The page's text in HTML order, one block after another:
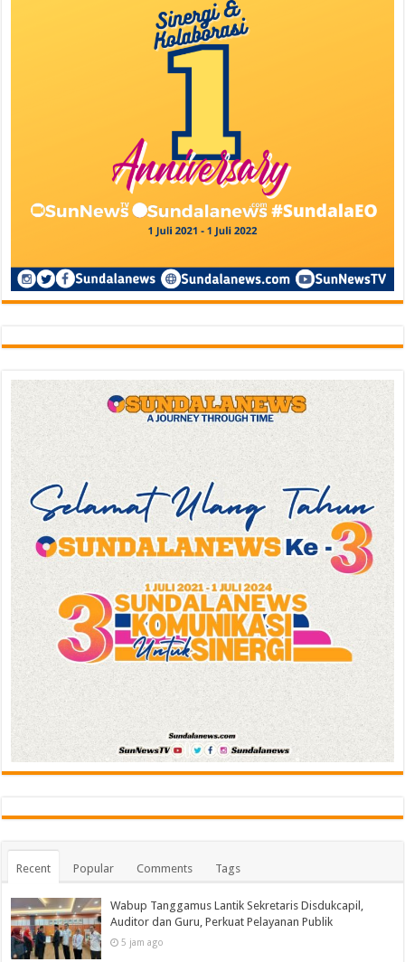
Recent Popular Comments Tags
Wabup Tanggamus Lantik Sekretaris Disdukcapil,
Auditor dan Guru, Perkuat Pelayanan Publik
5 jam ago